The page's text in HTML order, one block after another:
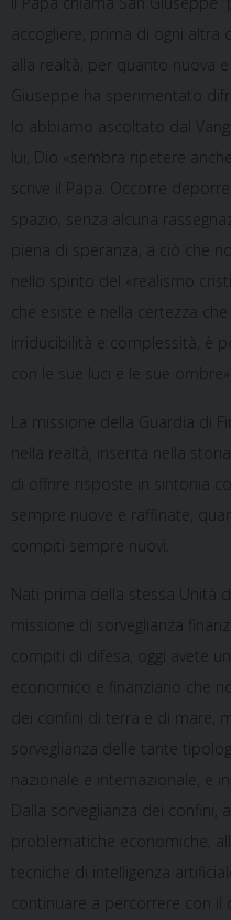
accogliere, prima di ogni altra
alla realtà, per quanto nuova
Giuseppe ha sperimentato
lo abbiamo ascoltato dal
lui, Dio «sembra ripetere
scrive il Papa. Occorre
spazio, senza alcuna
piena di speranza, a ciò che
nello spirito del «realismo
che esiste e nella certezza
irriducibilità e complessità, è
con le sue luci e le sue ombre»
La missione della Guardia di
nella realtà, inserita nella
di offrire risposte in sintonia
sempre nuove e raffinate,
compiti sempre nuovi.
Nati prima della stessa Unità
missione di sorveglianza
compiti di difesa, oggi avete
economico e finanziario che
dei confini di terra e di mare,
sorveglianza delle tante
nazionale e internazionale, e
Dalla sorveglianza dei confini,
problematiche economiche,
tecniche di intelligenza
continuare a percorrere con il